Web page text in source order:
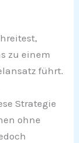
zu einem
führt.
Strategie
ohne